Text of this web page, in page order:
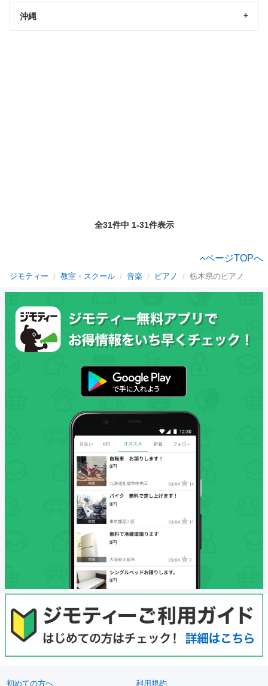
沖縄
全31件中 1-31件表示
ページTOPへ
ジモティー 教室・スクール 音楽 ピアノ 栃木県のピアノ
初めての方へ 利用規約